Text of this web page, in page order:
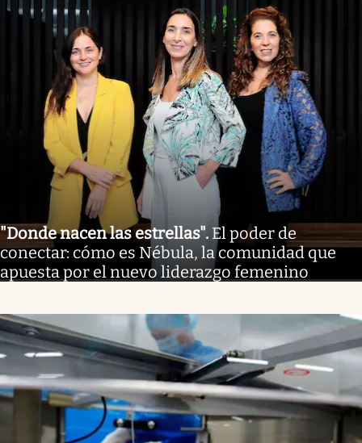
"Donde nacen las estrellas". El poder de
conectar: cómo es Nébula, la comunidad que
apuesta por el nuevo liderazgo femenino